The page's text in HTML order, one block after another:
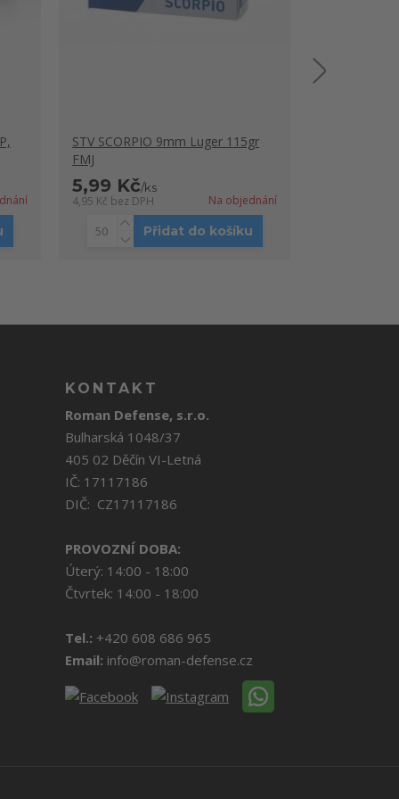
STV SCORPIO 9mm Luger 115gr
FMJ
5,99 Kč/ks
4,95 Kč bez DPH Na objednání
Přidat do košíku
KONTAKT
Roman Defense, s.r.o.
Bulharská 1048/37
405 02 Děčín VI-Letná
IČ: 17117186
DIČ: CZ17117186
PROVOZNÍ DOBA:
Úterý: 14:00 - 18:00
Čtvrtek: 14:00 - 18:00
Tel.: +420 608 686 965
Email: info@roman-defense.cz